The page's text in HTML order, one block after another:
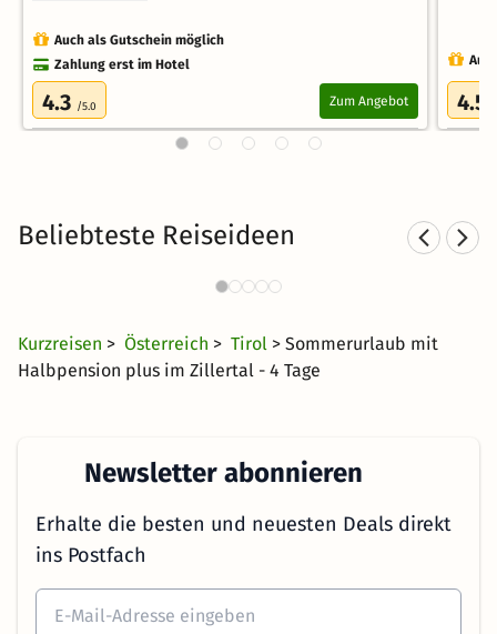
Auch als Gutschein möglich
Zahlung erst im Hotel
4.3 /5.0 Zum Angebot 4.5
Beliebteste Reiseideen
Sporthotels im Zillertal
274 Angebote
Kurzreisen > Österreich > Tirol > Sommerurlaub mit
Halbpension plus im Zillertal - 4 Tage
Newsletter abonnieren
Erhalte die besten und neuesten Deals direkt
ins Postfach